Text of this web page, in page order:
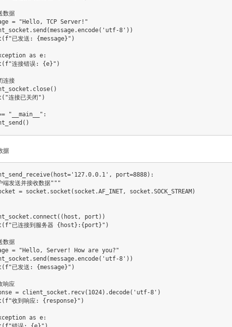
数据
=
"Hello, TCP Server!"
. send (message.encode( 'utf-8' ) )
( f"已发送: {message} " )
as e:
( f"连接错误: {e} " )
连接
. close( )
( "连接已关闭" )
"__main__" :
( )
据
( host= '127.0.0.1' , port=8888) :
端发送并接收数据"""
= socket . socket ( socket .AF_INET, socket .SOCK_STREAM )
. connect ( ( host , port ) )
( f"已连接到服务器 { host } : { port } " )
数据
=
"Hello, Server! How are you?"
. send (message.encode( 'utf-8' ) )
( f"已发送: {message} " )
响应
= client_socket . recv( 1024) .decode( 'utf-8' )
( f"收到响应: { response} " )
as e: